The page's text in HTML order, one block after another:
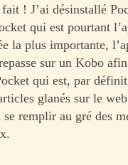
fait ! J’ai désinstallé
qui est pourtant
la plus importante,
sur un Kobo
qui est, par
glanés sur le
remplir au gré des